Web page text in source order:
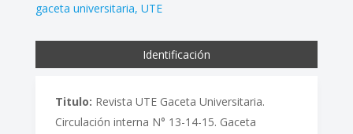
gaceta universitaria UTE
Identificación
Titulo: Revista UTE Gaceta Universitaria.
Circulación interna N° 13-14-15. Gaceta